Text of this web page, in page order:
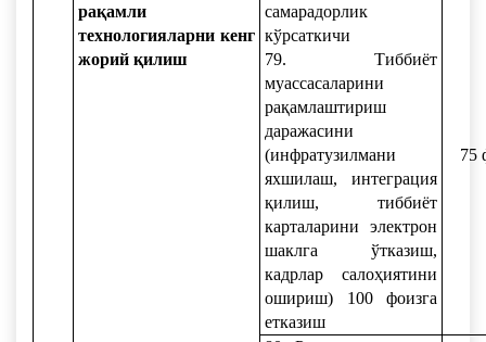
рақамли
технологияларни кенг
жорий қилиш
самарадорлик
кўрсаткичи
79. Тиббиёт
муассасаларини
рақамлаштириш
даражасини
(инфратузилмани
яхшилаш, интеграция
қилиш, тиббиёт
карталарини электрон
шаклга ўтказиш,
кадрлар салоҳиятини
ошириш) 100 фоизга
етказиш
75